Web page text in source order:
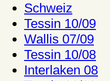
Schweiz
Tessin 10/09
Wallis 07/09
Tessin 10/08
Interlaken 08